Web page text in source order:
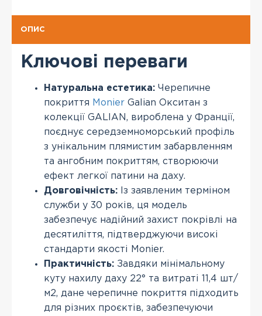
ОПИС
Ключові переваги
Натуральна естетика: Черепичне
покриття Monier Galian Окситан з
колекції GALIAN, вироблена у Франції,
поєднує середземноморський профіль
з унікальним плямистим забарвленням
та ангобним покриттям, створюючи
ефект легкої патини на даху.
Довговічність: Із заявленим терміном
служби у 30 років, ця модель
забезпечує надійний захист покрівлі на
десятиліття, підтверджуючи високі
стандарти якості Monier.
Практичність: Завдяки мінімальному
куту нахилу даху 22° та витраті 11,4 шт/
м2, дане черепичне покриття підходить
для різних проєктів, забезпечуючи